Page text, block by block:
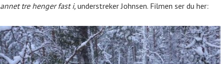
annet tre henger fast i, understreker Johnsen. Filmen ser du her: